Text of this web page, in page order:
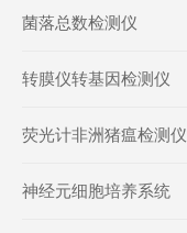
菌落总数检测仪
转膜仪转基因检测仪
荧光计非洲猪瘟检测仪
神经元细胞培养系统